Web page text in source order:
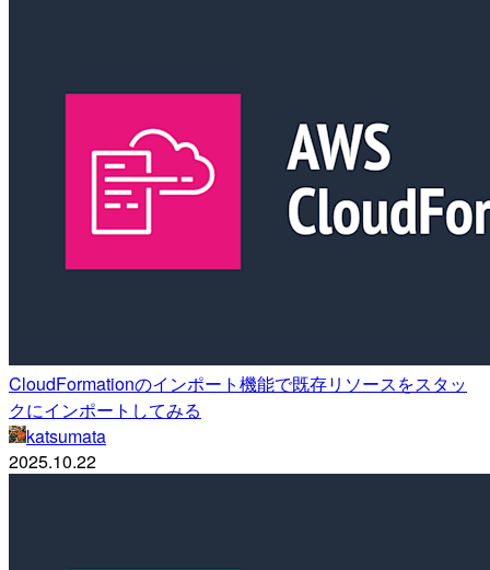
CloudFormationのインポート機能で既存リソースをスタッ
クにインポートしてみる
katsumata
2025.10.22